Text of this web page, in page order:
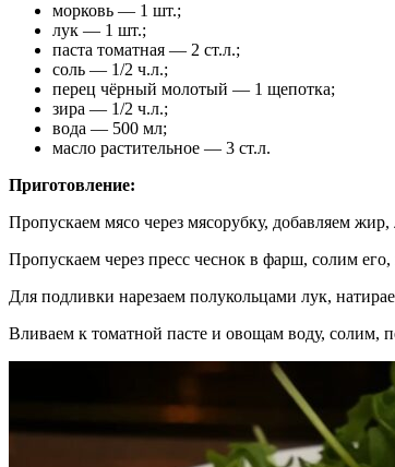
морковь — 1 шт.;
лук — 1 шт.;
паста томатная — 2 ст.л.;
соль — 1/2 ч.л.;
перец чёрный молотый — 1 щепотка;
зира — 1/2 ч.л.;
вода — 500 мл;
масло растительное — 3 ст.л.
Приготовление:
Пропускаем мясо через мясорубку, добавляем
Пропускаем через пресс чеснок в фарш, солим
Для подливки нарезаем полукольцами лук,
Вливаем к томатной пасте и овощам воду,